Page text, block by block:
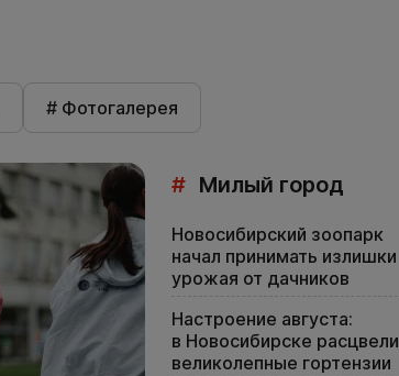
# Фотогалерея
# Милый город
Новосибирский зоопарк
начал принимать излишки
урожая от дачников
Настроение августа:
в Новосибирске расцвели
великолепные гортензии